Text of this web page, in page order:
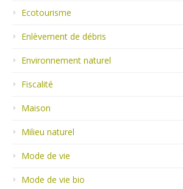
Ecotourisme
Enlèvement de débris
Environnement naturel
Fiscalité
Maison
Milieu naturel
Mode de vie
Mode de vie bio